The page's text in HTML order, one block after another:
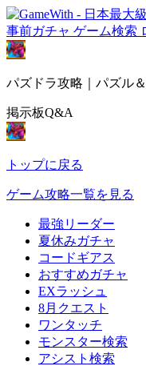
事前ガチャ ゲーム検索
パズドラ攻略｜パズル
掲示板Q&A
トップに戻る
ゲーム攻略一覧を見る
最強リーダー
夏休みガチャ
コードギアス
おすすめガチャ
EXラッシュ
8月クエスト
ワンタッチ
モンスター検索
アシスト検索